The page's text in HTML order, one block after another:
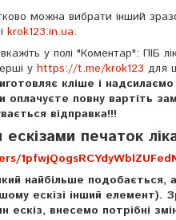
можна вибрати інший
krok123.in.ua.
у полі "Коментар": ПІБ
у https://t.me/krok123 для
кліше і
повну вартіть
відправка!!!
печаток
найбільше подобається,
ескізі інший елемент).
ескіз, внесемо потрібні